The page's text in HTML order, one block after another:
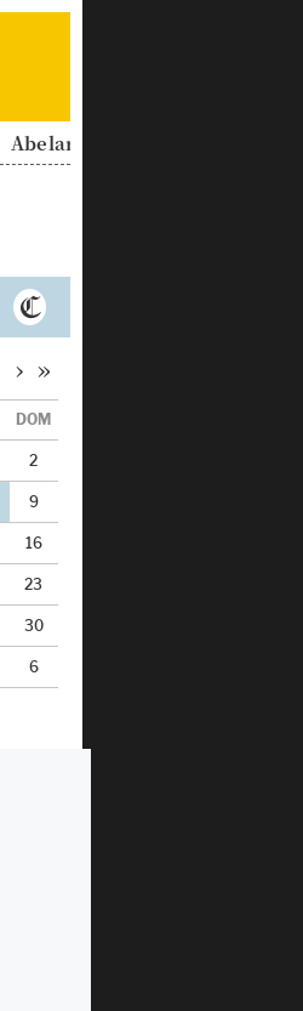
Abelardo De La Espriella
› »
DOM
2
9
16
23
30
6